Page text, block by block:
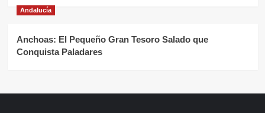
Andalucía
Anchoas: El Pequeño Gran Tesoro Salado que
Conquista Paladares